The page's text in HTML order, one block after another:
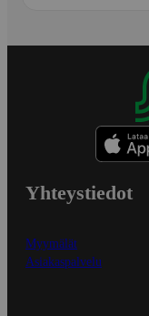
Yhteystiedot
Myymälät
Asiakaspalvelu